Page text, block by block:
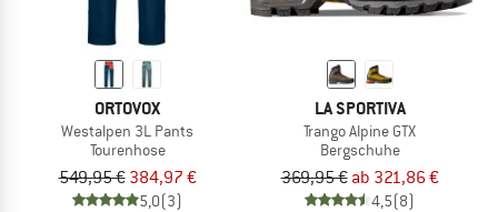
ORTOVOX
Westalpen 3L Pants
Tourenhose
549,95 € 384,97 €
5,0(3)
LA SPORTIVA
Trango Alpine GTX
Bergschuhe
369,95 € ab 321,86 €
4,5(8)